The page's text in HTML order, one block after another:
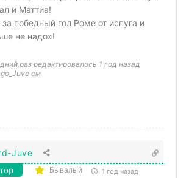
и Маттиа!
победный гол Роме от испуга и
не надо»!
раз редактировалось 1 год назад
ем
Juve
Бывалый 1 год назад